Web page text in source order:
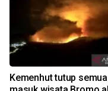
Kemenhut tutup